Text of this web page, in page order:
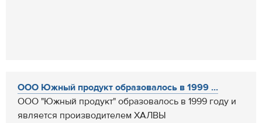
ООО Южный продукт образовалось в 1999 ...
ООО "Южный продукт" образовалось в 1999 году и
является производителем ХАЛВЫ